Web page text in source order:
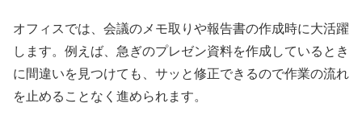
オフィスでは、会議のメモ取りや報告書の作成時に大活躍
します。例えば、急ぎのプレゼン資料を作成しているとき
に間違いを見つけても、サッと修正できるので作業の流れ
を止めることなく進められます。